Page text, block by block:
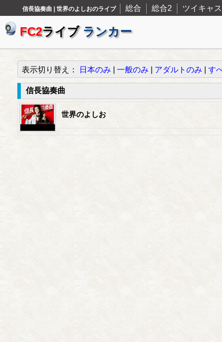
信長協奏曲 | 世界のよしおのライブ 総合 総合2 ツイキャス
FC2ライブ ランカー
表示切り替え： 日本のみ 一般のみ アダルトのみ す
信長協奏曲
世界のよしお